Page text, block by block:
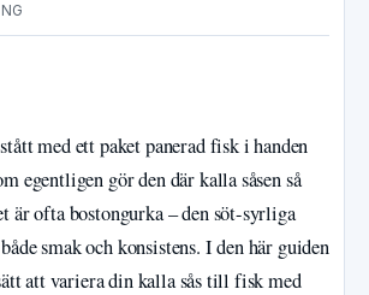
med ett paket panerad fisk i handen
egentligen gör den där kalla såsen så
är ofta bostongurka – den söt-syrliga
smak och konsistens. I den här guiden
att variera din kalla sås till fisk med